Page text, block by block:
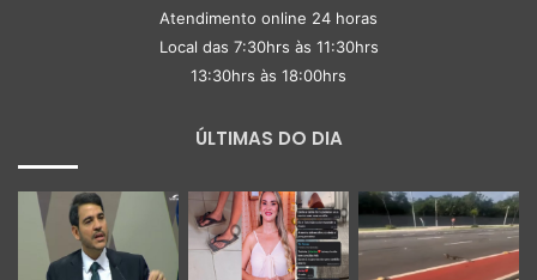
Atendimento online 24 horas
Local das 7:30hrs às 11:30hrs
13:30hrs às 18:00hrs
ÚLTIMAS DO DIA